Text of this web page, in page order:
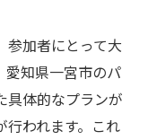
らす継続のし
を見極める方
参加者にとって大
愛知県一宮市のパ
具体的なプランが
われます。これ